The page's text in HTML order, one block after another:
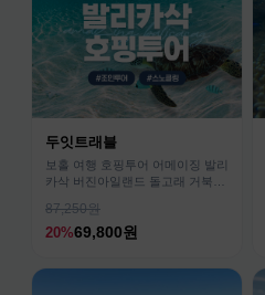
두잇트래블
보홀 여행 호핑투어 어메이징 발리
카삭 버진아일랜드 돌고래 거북이
87,250원
20%69,800원